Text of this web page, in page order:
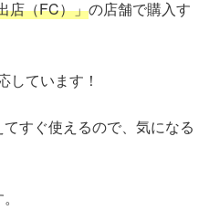
店（FC）」の店舗で購入す
しています！
すぐ使えるので、気になる